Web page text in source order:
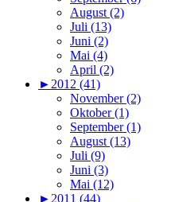
August (2)
Juli (13)
Juni (2)
Mai (4)
April (2)
► 2012 (41)
November (2)
Oktober (1)
September (1)
August (13)
Juli (9)
Juni (3)
Mai (12)
► 2011 (44)